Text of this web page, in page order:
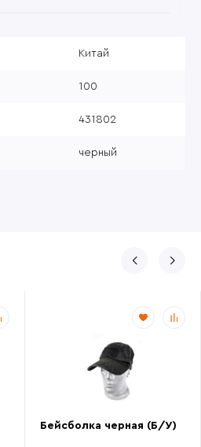
Китай
100
431802
черный
Бейсболка черная (Б/У)